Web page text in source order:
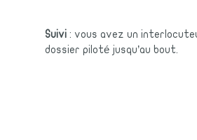
Suivi : vous avez un
dossier piloté jusqu’au bout.